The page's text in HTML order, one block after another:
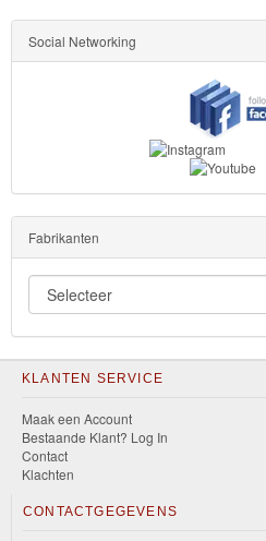
Social Networking
Fabrikanten
KLANTEN SERVICE
Maak een Account
Bestaande Klant? Log In
Contact
Klachten
CONTACTGEGEVENS